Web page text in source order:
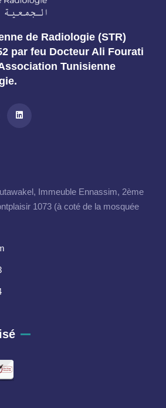
de Radiologie (STR)
par feu Docteur Ali Fourati
Tunisienne
Immeuble Ennassim, 2ème
1073 (à coté de la mosquée